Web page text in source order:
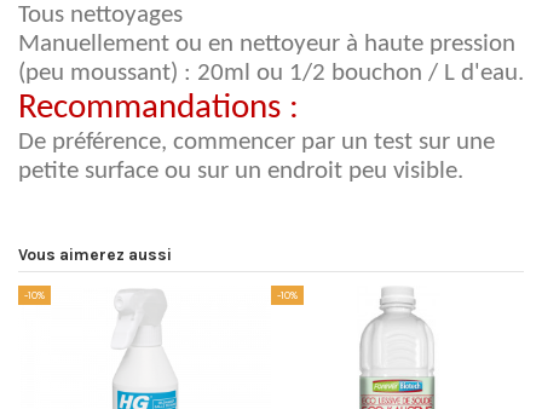
Tous nettoyages
Manuellement ou en nettoyeur à haute pression
(peu moussant) : 20ml ou 1/2 bouchon / L d'eau.
Recommandations :
De préférence, commencer par un test sur une
petite surface ou sur un endroit peu visible.
Vous aimerez aussi
-10% -10%